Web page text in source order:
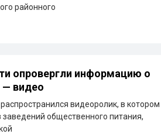
районного
опровергли информацию о
— видео
видеоролик, в котором
общественного питания,